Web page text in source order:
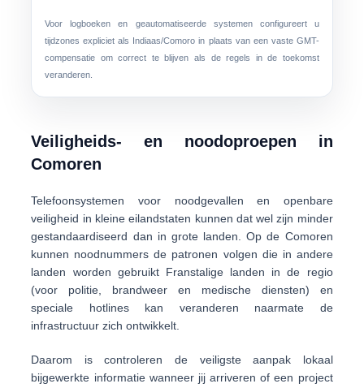
Voor logboeken en geautomatiseerde systemen configureert u
tijdzones expliciet als Indiaas/Comoro in plaats van een vaste GMT-
compensatie om correct te blijven als de regels in de toekomst
veranderen.
Veiligheids- en noodoproepen in
Comoren
Telefoonsystemen voor noodgevallen en openbare
veiligheid in kleine eilandstaten kunnen dat wel zijn minder
gestandaardiseerd dan in grote landen. Op de Comoren
kunnen noodnummers de patronen volgen die in andere
landen worden gebruikt Franstalige landen in de regio
(voor politie, brandweer en medische diensten) en
speciale hotlines kan veranderen naarmate de
infrastructuur zich ontwikkelt.
Daarom is controleren de veiligste aanpak lokaal
bijgewerkte informatiewanneer jij arriveren of een project